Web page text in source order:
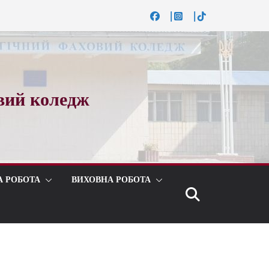
коледж
РОБОТА ВИХОВНА РОБОТА